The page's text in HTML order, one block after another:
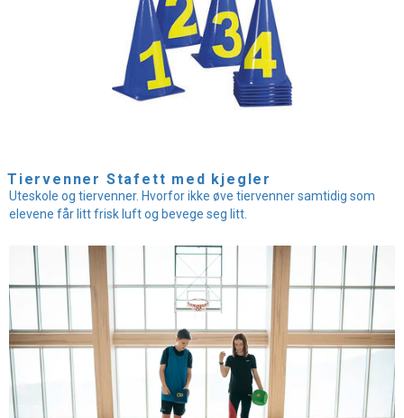
Tiervenner Stafett med kjegler
Uteskole og tiervenner. Hvorfor ikke øve tiervenner samtidig som
elevene får litt frisk luft og bevege seg litt.